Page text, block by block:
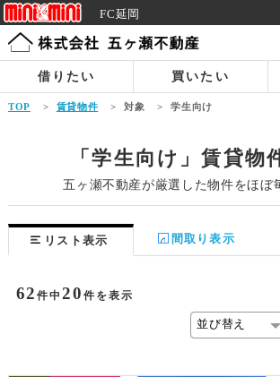
FC延岡
借りたい 買いたい
TOP > 賃貸物件 > 対象 > 学生向け
「学生向け」賃貸物
五ヶ瀬不動産が厳選した物件をほぼ
リスト表示 間取り表示
62件中20件を表示